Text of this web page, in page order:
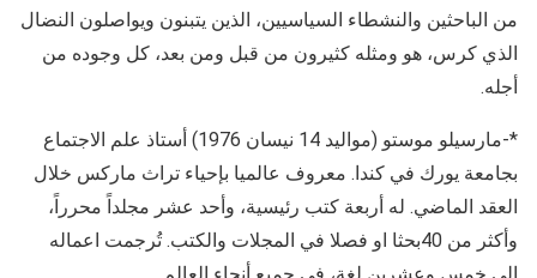
من الباحثين والنشطاء السياسيين، الذين يتبنون ويواصلون النضال
الذي كرس، هو ومثله كثيرون من قبل ومن بعد، كل وجوده من
أجله.
*-مارسيلو موستو (مواليد 14 نيسان 1976) أستاذ علم الاجتماع
بجامعة يورك في كندا. معروف عالميا بإحياء تراث ماركس خلال
العقد الماضي. له أربعة كتب رئيسية، وأحد عشر مجلداً محرراً،
وأكثر من 40بحثا او فصلا في المجلات والكتب. تُرجمت اعماله